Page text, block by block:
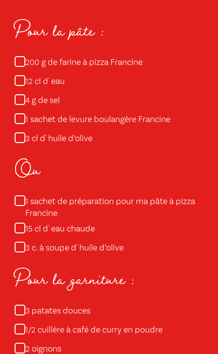
Pour la pâte :
200 g de farine à pizza Francine
12 cl d' eau
4 g de sel
1 sachet de levure boulangère Francine
3 cl d' huile d’olive
Ou
1 sachet de préparation pour ma pâte à pizza
Francine
15 cl d' eau chaude
3 c. à soupe d' huile d’olive
Pour la garniture :
3 patates douces
1/2 cuillère à café de curry en poudre
2 oignons